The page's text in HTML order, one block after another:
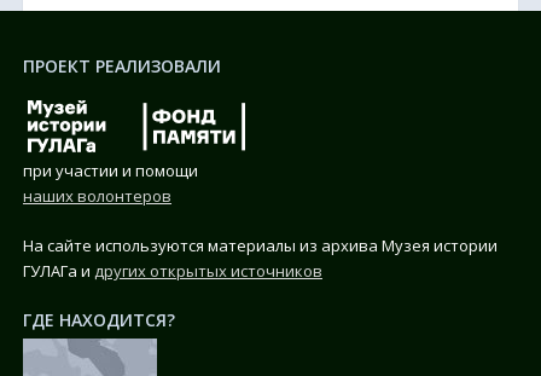
ПРОЕКТ РЕАЛИЗОВАЛИ
при участии и помощи
наших волонтеров
На сайте используются материалы из архива Музея истории
ГУЛАГа и других открытых источников
ГДЕ НАХОДИТСЯ?